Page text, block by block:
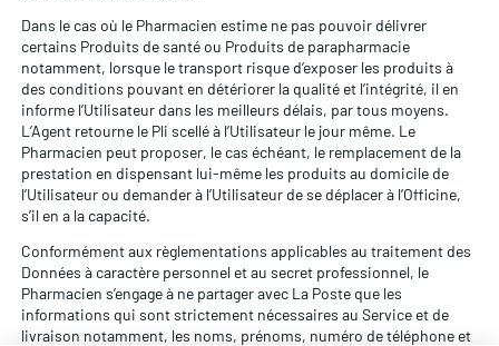
Dans le cas où le Pharmacien estime ne pas pouvoir délivrer
certains Produits de santé ou Produits de parapharmacie
notamment, lorsque le transport risque d’exposer les produits à
des conditions pouvant en détériorer la qualité et l’intégrité, il en
informe l’Utilisateur dans les meilleurs délais, par tous moyens.
L’Agent retourne le Pli scellé à l’Utilisateur le jour même. Le
Pharmacien peut proposer, le cas échéant, le remplacement de la
prestation en dispensant lui-même les produits au domicile de
l’Utilisateur ou demander à l’Utilisateur de se déplacer à l’Officine,
s’il en a la capacité.
Conformément aux règlementations applicables au traitement des
Données à caractère personnel et au secret professionnel, le
Pharmacien s’engage à ne partager avec La Poste que les
informations qui sont strictement nécessaires au Service et de
livraison notamment, les noms, prénoms, numéro de téléphone et